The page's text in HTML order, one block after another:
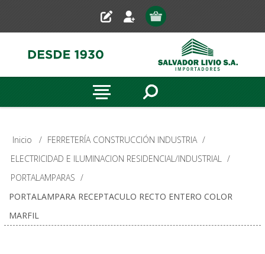
Inicio / FERRETERÍA CONSTRUCCIÓN INDUSTRIA /
ELECTRICIDAD E ILUMINACION RESIDENCIAL/INDUSTRIAL /
PORTALAMPARAS /
PORTALAMPARA RECEPTACULO RECTO ENTERO COLOR
MARFIL